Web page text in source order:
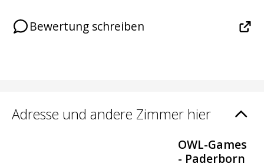
Bewertung schreiben
Adresse und andere Zimmer hier
OWL-Games
- Paderborn